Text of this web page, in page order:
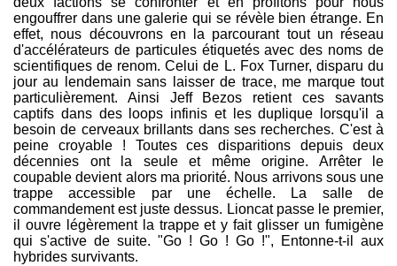
engouffrer dans une galerie qui se révèle bien étrange. En
effet, nous découvrons en la parcourant tout un réseau
d'accélérateurs de particules étiquetés avec des noms de
scientifiques de renom. Celui de L. Fox Turner, disparu du
jour au lendemain sans laisser de trace, me marque tout
particulièrement. Ainsi Jeff Bezos retient ces savants
captifs dans des loops infinis et les duplique lorsqu'il a
besoin de cerveaux brillants dans ses recherches. C'est à
peine croyable ! Toutes ces disparitions depuis deux
décennies ont la seule et même origine. Arrêter le
coupable devient alors ma priorité. Nous arrivons sous une
trappe accessible par une échelle. La salle de
commandement est juste dessus. Lioncat passe le premier,
il ouvre légèrement la trappe et y fait glisser un fumigène
qui s'active de suite. "Go ! Go ! Go !", Entonne-t-il aux
hybrides survivants.